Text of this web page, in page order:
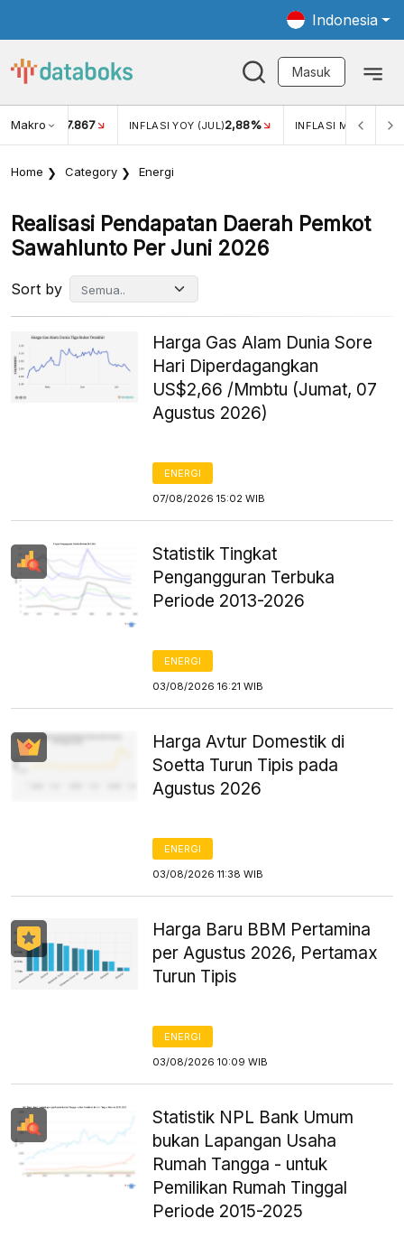
Indonesia
Masuk
Makro
USD/IDR 17.867 INFLASI YOY (JUL)2,88% INFLASI MOM (JUL)
Home Category Energi
Realisasi Pendapatan Daerah Pemkot
Sawahlunto Per Juni 2026
Sort by
Harga Gas Alam Dunia Sore
Hari Diperdagangkan
US$2,66 /Mmbtu (Jumat, 07
Agustus 2026)
ENERGI
07/08/2026 15:02 WIB
Statistik Tingkat
Pengangguran Terbuka
Periode 2013-2026
ENERGI
03/08/2026 16:21 WIB
Harga Avtur Domestik di
Soetta Turun Tipis pada
Agustus 2026
ENERGI
03/08/2026 11:38 WIB
Harga Baru BBM Pertamina
per Agustus 2026, Pertamax
Turun Tipis
ENERGI
03/08/2026 10:09 WIB
Statistik NPL Bank Umum
bukan Lapangan Usaha
Rumah Tangga - untuk
Pemilikan Rumah Tinggal
Periode 2015-2025